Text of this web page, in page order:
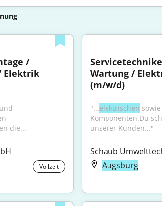
/
Elektrik
die...
Vollzeit
Wartung /
(m/w/d)
"...elektrischen
Komponenten.Du
unserer Kunden..."
Schaub
Augsburg